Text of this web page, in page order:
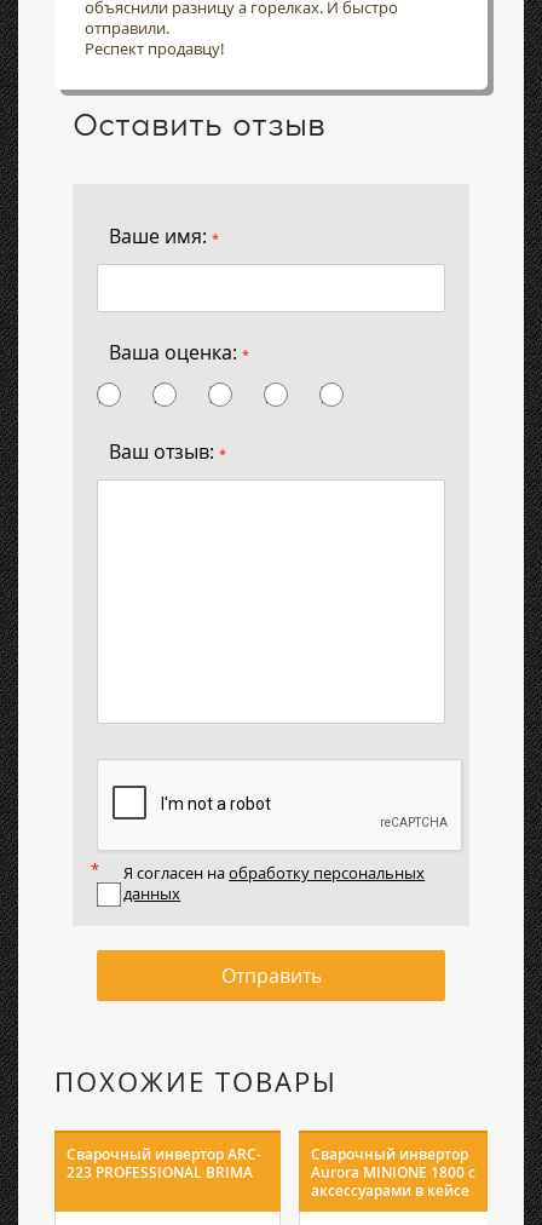
объяснили разницу а горелках. И быстро
отправили.
Респект продавцу!
Оставить отзыв
Ваше имя: *
Ваша оценка: *
Ваш отзыв: *
Я согласен наобработку персональных
данных
Отправить
ПОХОЖИЕ ТОВАРЫ
Сварочный инвертор ARC-
223 PROFESSIONAL BRIMA
Сварочный инвертор
Aurora MINIONE 1800 с
аксессуарами в кейсе